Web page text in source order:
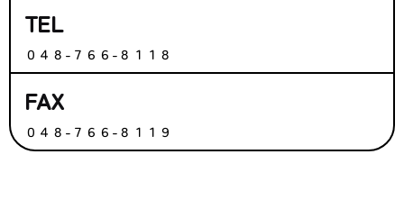
TEL
０４８-７６６-８１１８
FAX
０４８-７６６-８１１９